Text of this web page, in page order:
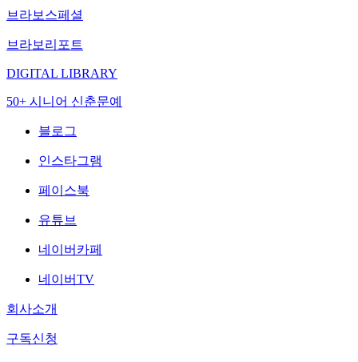
브라보스페셜
브라보리포트
DIGITAL LIBRARY
50+ 시니어 신춘문예
블로그
인스타그램
페이스북
유튜브
네이버카페
네이버TV
회사소개
구독신청